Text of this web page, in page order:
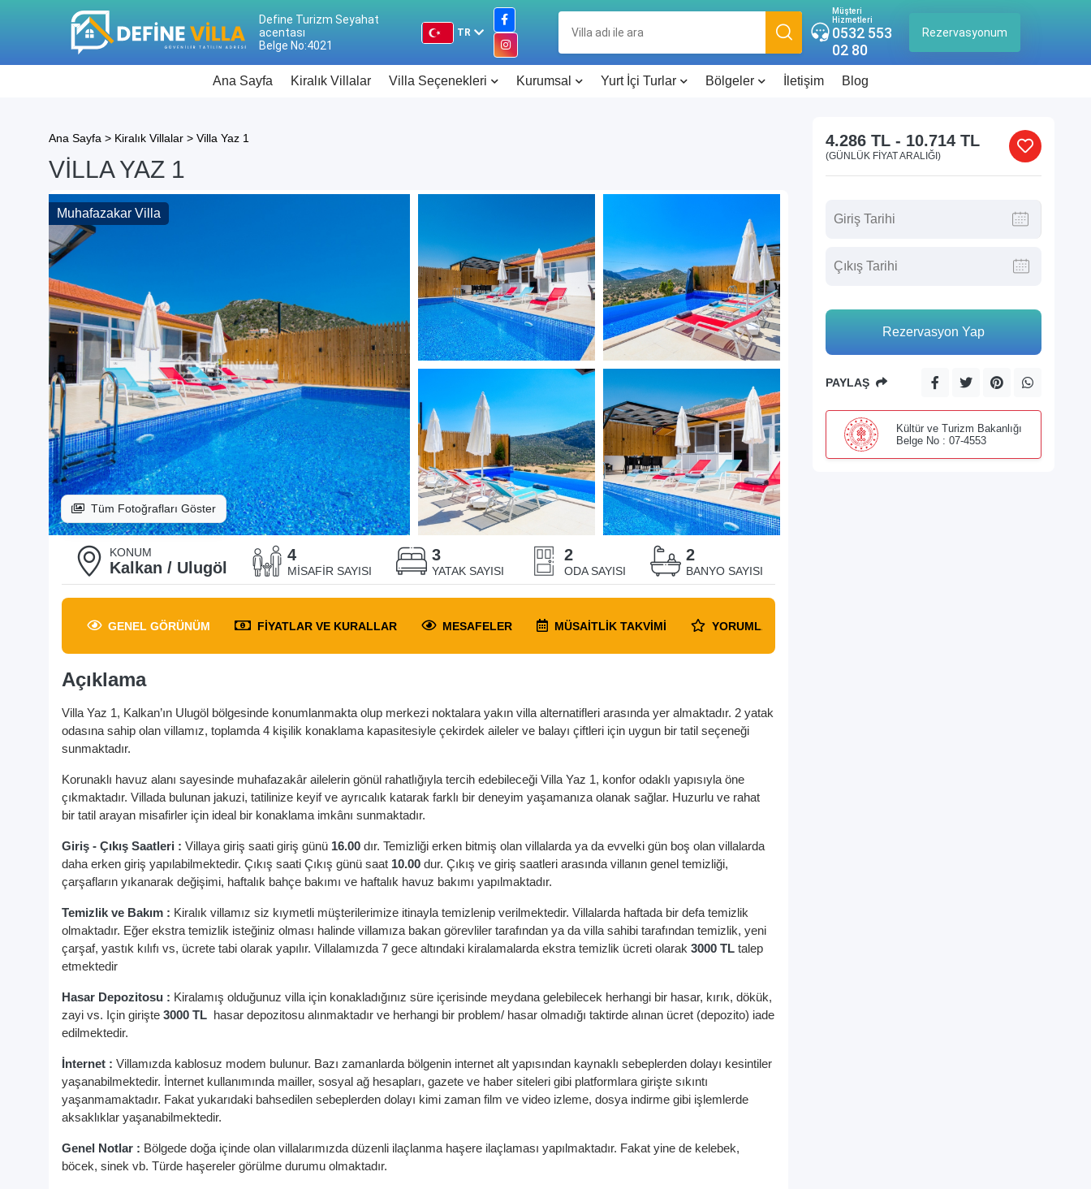
Define Turizm Seyahat
acentası
Belge No:4021
TR
TR
Müşteri
Hizmetleri
0532 553
02 80
Rezervasyonum
Ana Sayfa Kiralık Villalar Villa Seçenekleri Kurumsal Yurt İçi Turlar Bölgeler İletişim Blog
Ana Sayfa > Kiralık Villalar > Villa Yaz 1
VILLA YAZ 1
Tüm Fotoğrafları Göster
Muhafazakar Villa
KONUM
Kalkan / Ulugöl
4
MISAFIR SAYISI
3
YATAK SAYISI
2
ODA SAYISI
2
BANYO SAYISI
GENEL GÖRÜNÜM FIYATLAR VE KURALLAR MESAFELER MÜSAITLIK TAKVIMI YORUMLAR
Açıklama
Villa Yaz 1, Kalkan’ın Ulugöl bölgesinde konumlanmakta olup merkezi noktalara yakın villa alternatifleri arasında yer almaktadır. 2 yatak
odasına sahip olan villamız, toplamda 4 kişilik konaklama kapasitesiyle çekirdek aileler ve balayı çiftleri için uygun bir tatil seçeneği
sunmaktadır.
Korunaklı havuz alanı sayesinde muhafazakâr ailelerin gönül rahatlığıyla tercih edebileceği Villa Yaz 1, konfor odaklı yapısıyla öne
çıkmaktadır. Villada bulunan jakuzi, tatilinize keyif ve ayrıcalık katarak farklı bir deneyim yaşamanıza olanak sağlar. Huzurlu ve rahat
bir tatil arayan misafirler için ideal bir konaklama imkânı sunmaktadır.
Giriş - Çıkış Saatleri : Villaya giriş saati giriş günü 16.00 dır. Temizliği erken bitmiş olan villalarda ya da evvelki gün boş olan villalarda
daha erken giriş yapılabilmektedir. Çıkış saati Çıkış günü saat 10.00 dur. Çıkış ve giriş saatleri arasında villanın genel temizliği,
çarşafların yıkanarak değişimi, haftalık bahçe bakımı ve haftalık havuz bakımı yapılmaktadır.
Temizlik ve Bakım : Kiralık villamız siz kıymetli müşterilerimize itinayla temizlenip verilmektedir. Villalarda haftada bir defa temizlik
olmaktadır. Eğer ekstra temizlik isteğiniz olması halinde villamıza bakan görevliler tarafından ya da villa sahibi tarafından temizlik, yeni
çarşaf, yastık kılıfı vs, ücrete tabi olarak yapılır. Villalamızda 7 gece altındaki kiralamalarda ekstra temizlik ücreti olarak 3000 TL talep
etmektedir
Hasar Depozitosu : Kiralamış olduğunuz villa için konakladığınız süre içerisinde meydana gelebilecek herhangi bir hasar, kırık, dökük,
zayi vs. Için girişte 3000 TL hasar depozitosu alınmaktadır ve herhangi bir problem/ hasar olmadığı taktirde alınan ücret (depozito) iade
edilmektedir.
İnternet : Villamızda kablosuz modem bulunur. Bazı zamanlarda bölgenin internet alt yapısından kaynaklı sebeplerden dolayı kesintiler
yaşanabilmektedir. İnternet kullanımında mailler, sosyal ağ hesapları, gazete ve haber siteleri gibi platformlara girişte sıkıntı
yaşanmamaktadır. Fakat yukarıdaki bahsedilen sebeplerden dolayı kimi zaman film ve video izleme, dosya indirme gibi işlemlerde
aksaklıklar yaşanabilmektedir.
Genel Notlar : Bölgede doğa içinde olan villalarımızda düzenli ilaçlanma haşere ilaçlaması yapılmaktadır. Fakat yine de kelebek,
böcek, sinek vb. Türde haşereler görülme durumu olmaktadır.
4.286 TL- 10.714 TL
(GÜNLÜK FIYAT ARALIĞI)
Rezervasyon Yap
PAYLAŞ
Kültür ve Turizm Bakanlığı
Belge No : 07-4553